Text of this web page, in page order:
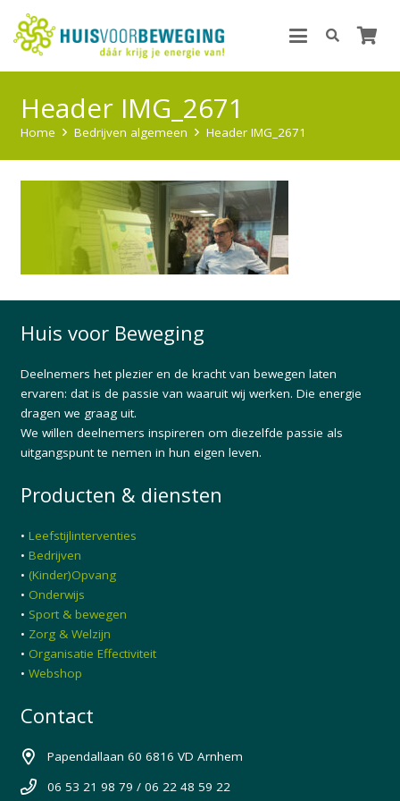
Header IMG_2671
Home Bedrijven algemeen Header IMG_2671
Huis voor Beweging
Deelnemers het plezier en de kracht van bewegen laten
ervaren: dat is de passie van waaruit wij werken. Die energie
dragen we graag uit.
We willen deelnemers inspireren om diezelfde passie als
uitgangspunt te nemen in hun eigen leven.
Producten & diensten
• Leefstijlinterventies
• Bedrijven
• (Kinder)Opvang
• Onderwijs
• Sport & bewegen
• Zorg & Welzijn
• Organisatie Effectiviteit
• Webshop
Contact
Papendallaan 60 6816 VD Arnhem
06 53 21 98 79 / 06 22 48 59 22